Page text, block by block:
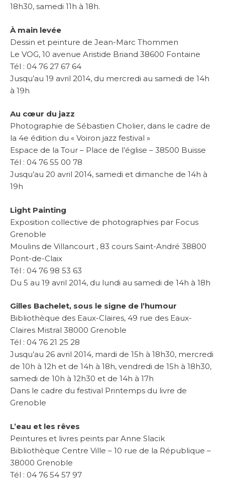
18h30, samedi 11h à 18h.
À main levée
Dessin et peinture de Jean-Marc Thommen
Le VOG, 10 avenue Aristide Briand 38600 Fontaine
Tél : 04 76 27 67 64
Jusqu’au 19 avril 2014, du mercredi au samedi de 14h
à 19h
Au cœur du jazz
Photographie de Sébastien Cholier, dans le cadre de
la 4e édition du « Voiron jazz festival »
Espace de la Tour – Place de l’église – 38500 Buisse
Tél : 04 76 55 00 78
Jusqu’au 20 avril 2014, samedi et dimanche de 14h à
19h
Light Painting
Exposition collective de photographies par Focus
Grenoble
Moulins de Villancourt , 83 cours Saint-André 38800
Pont-de-Claix
Tél : 04 76 98 53 63
Du 5 au 19 avril 2014, du lundi au samedi de 14h à 18h
Gilles Bachelet, sous le signe de l’humour
Bibliothèque des Eaux-Claires, 49 rue des Eaux-
Claires Mistral 38000 Grenoble
Tél : 04 76 21 25 28
Jusqu’au 26 avril 2014, mardi de 15h à 18h30, mercredi
de 10h à 12h et de 14h à 18h, vendredi de 15h à 18h30,
samedi de 10h à 12h30 et de 14h à 17h
Dans le cadre du festival Printemps du livre de
Grenoble
L’eau et les rêves
Peintures et livres peints par Anne Slacik
Bibliothèque Centre Ville – 10 rue de la République –
38000 Grenoble
Tél : 04 76 54 57 97